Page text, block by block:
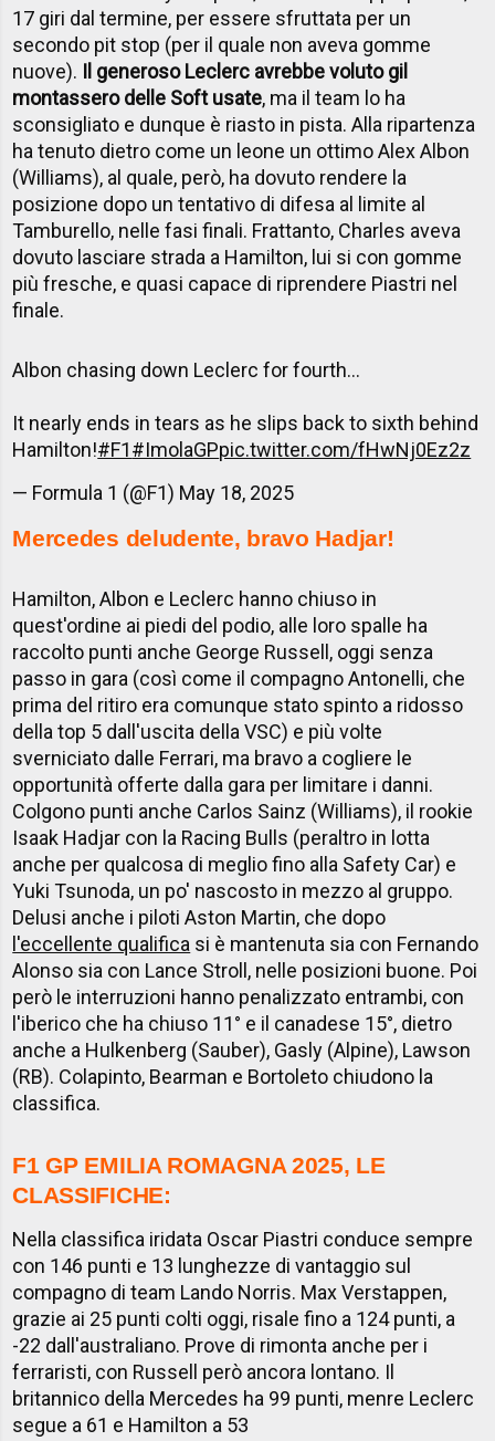
17 giri dal termine, per essere sfruttata per un
secondo pit stop (per il quale non aveva gomme
nuove). Il generoso Leclerc avrebbe voluto gil
montassero delle Soft usate, ma il team lo ha
sconsigliato e dunque è riasto in pista. Alla ripartenza
ha tenuto dietro come un leone un ottimo Alex Albon
(Williams), al quale, però, ha dovuto rendere la
posizione dopo un tentativo di difesa al limite al
Tamburello, nelle fasi finali. Frattanto, Charles aveva
dovuto lasciare strada a Hamilton, lui si con gomme
più fresche, e quasi capace di riprendere Piastri nel
finale.
Albon chasing down Leclerc for fourth...
It nearly ends in tears as he slips back to sixth behind
Hamilton!#F1#ImolaGPpic.twitter.com/fHwNj0Ez2z
— Formula 1 (@F1) May 18, 2025
Mercedes deludente, bravo Hadjar!
Hamilton, Albon e Leclerc hanno chiuso in
quest'ordine ai piedi del podio, alle loro spalle ha
raccolto punti anche George Russell, oggi senza
passo in gara (così come il compagno Antonelli, che
prima del ritiro era comunque stato spinto a ridosso
della top 5 dall'uscita della VSC) e più volte
sverniciato dalle Ferrari, ma bravo a cogliere le
opportunità offerte dalla gara per limitare i danni.
Colgono punti anche Carlos Sainz (Williams), il rookie
Isaak Hadjar con la Racing Bulls (peraltro in lotta
anche per qualcosa di meglio fino alla Safety Car) e
Yuki Tsunoda, un po' nascosto in mezzo al gruppo.
Delusi anche i piloti Aston Martin, che dopo
l'eccellente qualifica si è mantenuta sia con Fernando
Alonso sia con Lance Stroll, nelle posizioni buone. Poi
però le interruzioni hanno penalizzato entrambi, con
l'iberico che ha chiuso 11° e il canadese 15°, dietro
anche a Hulkenberg (Sauber), Gasly (Alpine), Lawson
(RB). Colapinto, Bearman e Bortoleto chiudono la
classifica.
F1 GP EMILIA ROMAGNA 2025, LE
CLASSIFICHE:
Nella classifica iridata Oscar Piastri conduce sempre
con 146 punti e 13 lunghezze di vantaggio sul
compagno di team Lando Norris. Max Verstappen,
grazie ai 25 punti colti oggi, risale fino a 124 punti, a
-22 dall'australiano. Prove di rimonta anche per i
ferraristi, con Russell però ancora lontano. Il
britannico della Mercedes ha 99 punti, menre Leclerc
segue a 61 e Hamilton a 53